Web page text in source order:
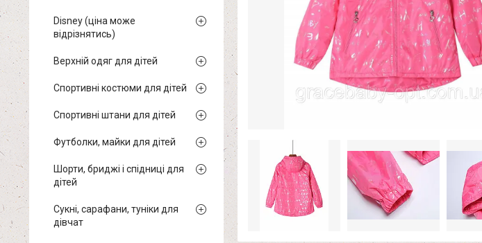
Disney (ціна може
відрізнятись)
Верхній одяг для дітей
Спортивні костюми для дітей
Спортивні штани для дітей
Футболки, майки для дітей
Шорти, бриджі і спідниці для
дітей
Сукні, сарафани, туніки для
дівчат